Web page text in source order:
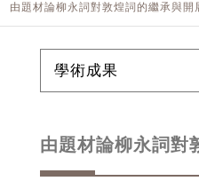
由題材論柳永詞對敦煌詞的繼承與開
學術成果
由題材論柳永詞對